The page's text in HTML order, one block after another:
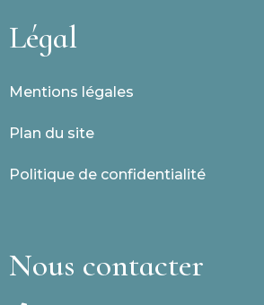
Légal
Mentions légales
Plan du site
Politique de confidentialité
Nous contacter